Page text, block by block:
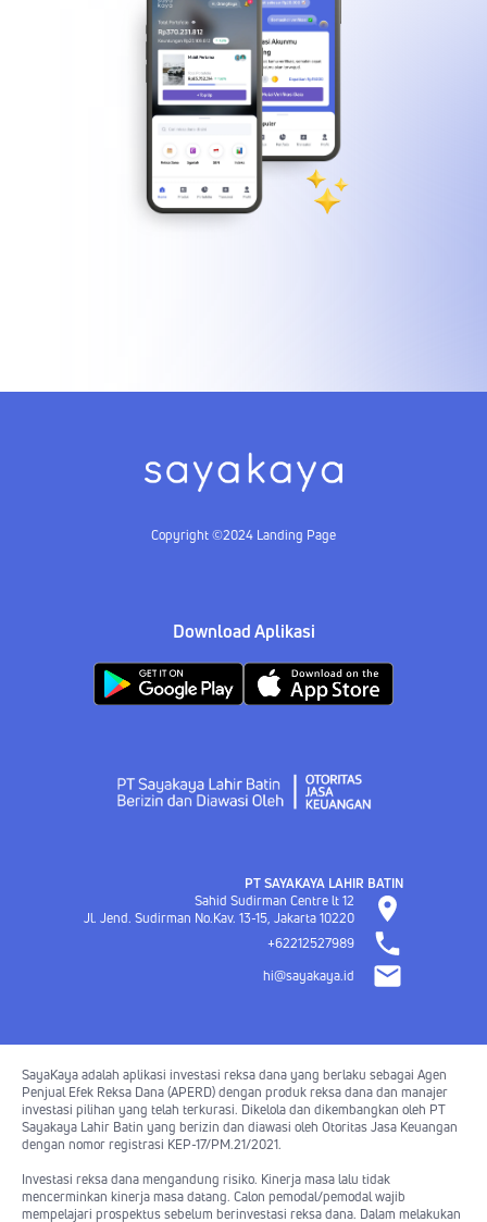
Copyright ©2024 Landing Page
Download Aplikasi
PT SAYAKAYA LAHIR BATIN
Sahid Sudirman Centre lt 12
Jl. Jend. Sudirman No.Kav. 13-15, Jakarta10220
+62212527989
hi@sayakaya.id
SayaKaya adalah aplikasi investasi reksa dana yang berlaku sebagai Agen
Penjual Efek Reksa Dana (APERD) dengan produk reksa dana dan manajer
investasi pilihan yang telah terkurasi. Dikelola dan dikembangkan oleh PT
Sayakaya Lahir Batin yang berizin dan diawasi oleh Otoritas Jasa Keuangan
dengan nomor registrasi KEP-17/PM.21/2021.
Investasi reksa dana mengandung risiko. Kinerja masa lalu tidak
mencerminkan kinerja masa datang. Calon pemodal/pemodal wajib
mempelajari prospektus sebelum berinvestasi reksa dana. Dalam melakukan